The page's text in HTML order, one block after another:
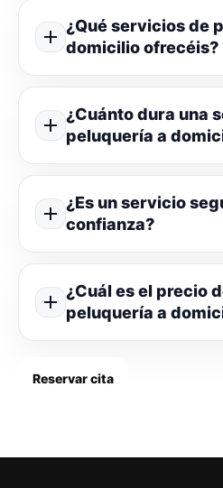
¿Qué servicios de
domicilio ofrecéis?
¿Cuánto dura una
peluquería a
¿Es un servicio
confianza?
¿Cuál es el precio
peluquería a
Reservar cita